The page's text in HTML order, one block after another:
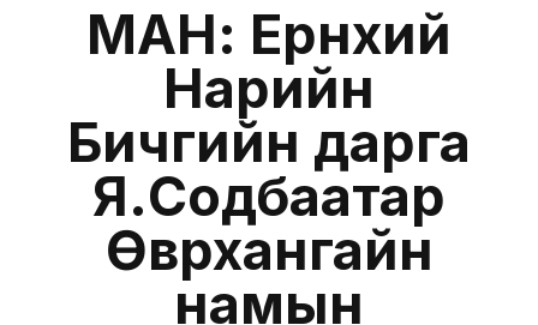
МАН: Ерөнхий
Нарийн
Бичгийн дарга
Я.Содбаатар
Өвөрхангайн
намын